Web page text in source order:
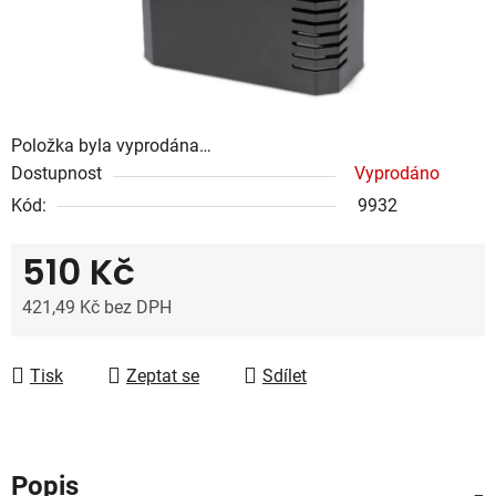
Položka byla vyprodána…
Dostupnost
Vyprodáno
Kód:
9932
510 Kč
421,49 Kč bez DPH
Tisk
Zeptat se Sdílet
Popis